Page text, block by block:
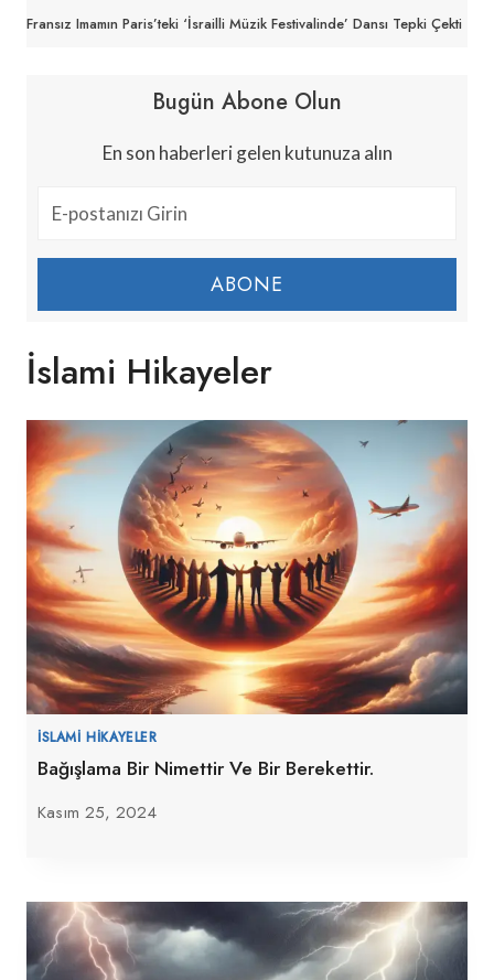
Fransız Imamın Paris’teki ‘İsrailli Müzik Festivalinde’ Dansı Tepki Çekti
Bugün Abone Olun
En son haberleri gelen kutunuza alın
ABONE
İslami Hikayeler
İSLAMI HIKAYELER
Bağışlama Bir Nimettir Ve Bir Berekettir.
Kasım 25, 2024